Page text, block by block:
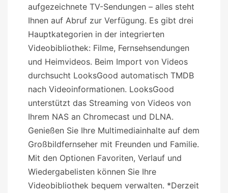
aufgezeichnete TV-Sendungen – alles steht
Ihnen auf Abruf zur Verfügung. Es gibt drei
Hauptkategorien in der integrierten
Videobibliothek: Filme, Fernsehsendungen
und Heimvideos. Beim Import von Videos
durchsucht LooksGood automatisch TMDB
nach Videoinformationen. LooksGood
unterstützt das Streaming von Videos von
Ihrem NAS an Chromecast und DLNA.
Genießen Sie Ihre Multimediainhalte auf dem
Großbildfernseher mit Freunden und Familie.
Mit den Optionen Favoriten, Verlauf und
Wiedergabelisten können Sie Ihre
Videobibliothek bequem verwalten. *Derzeit